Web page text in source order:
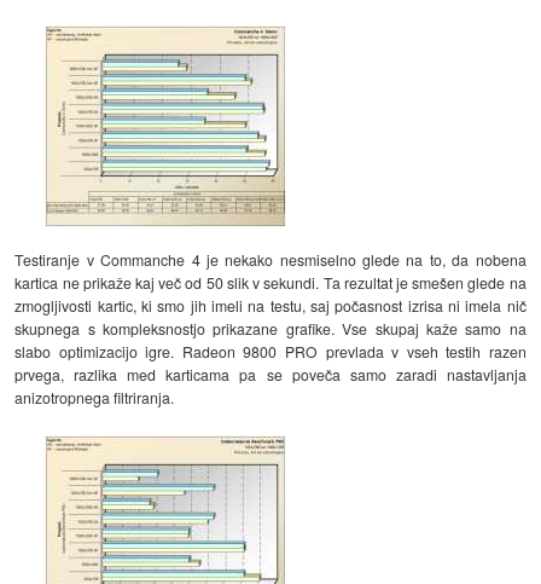
Testiranje v Commanche 4 je nekako nesmiselno glede na to, da nobena
kartica ne prikaže kaj več od 50 slik v sekundi. Ta rezultat je smešen glede na
zmogljivosti kartic, ki smo jih imeli na testu, saj počasnost izrisa ni imela nič
skupnega s kompleksnostjo prikazane grafike. Vse skupaj kaže samo na
slabo optimizacijo igre. Radeon 9800 PRO prevlada v vseh testih razen
prvega, razlika med karticama pa se poveča samo zaradi nastavljanja
anizotropnega filtriranja.